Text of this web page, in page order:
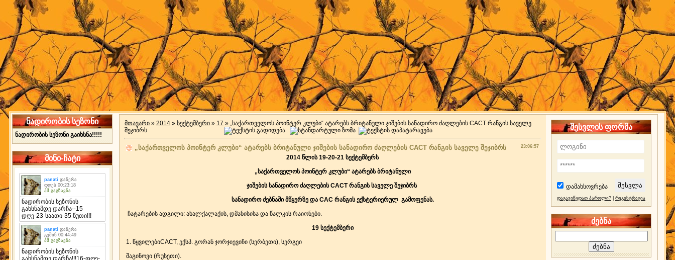
ნადირობის სეზონი
ნადირობის სეზონი გაიხსნა!!!!!
მინი-ჩატი
მთავარი » 2014 » სექტემბერი » 17 » „საქართველოს პოინტერ კლუბი“ ატარებს ბრიტანული ჯიშების სანადირო ძაღლების CACT რანგის საველე
შეჯიბრს
23:06:57
„საქართველოს პოინტერ კლუბი“ ატარებს ბრიტანული ჯიშების სანადირო ძაღლების CACT რანგის საველე შეჯიბრს
2014 წლის 19-20-21 სექტემბერს
„საქართველოს პოინტერ კლუბი“ ატარებს ბრიტანული
ჯიშების სანადირო ძაღლების CACT რანგის საველე შეჯიბრს
სანადირო ძებნაში მწყერზე და CAC რანგის ექსტერიერულ გამოფენას.
ჩატარების ადგილი: ახალქალაქის, დმანისისა და წალკის რაიონები.
19 სექტემბერი
1. წყვილებიCACT, ექსპ. გორან ჯორჯიევიჩი (სერბეთი), სერგეი
შაგინოვი (რუსეთი).
შესვლის ფორმა
დამახსოვრება
დაგავიწყდათ პაროლი? რეგისტრაცია
ძებნა